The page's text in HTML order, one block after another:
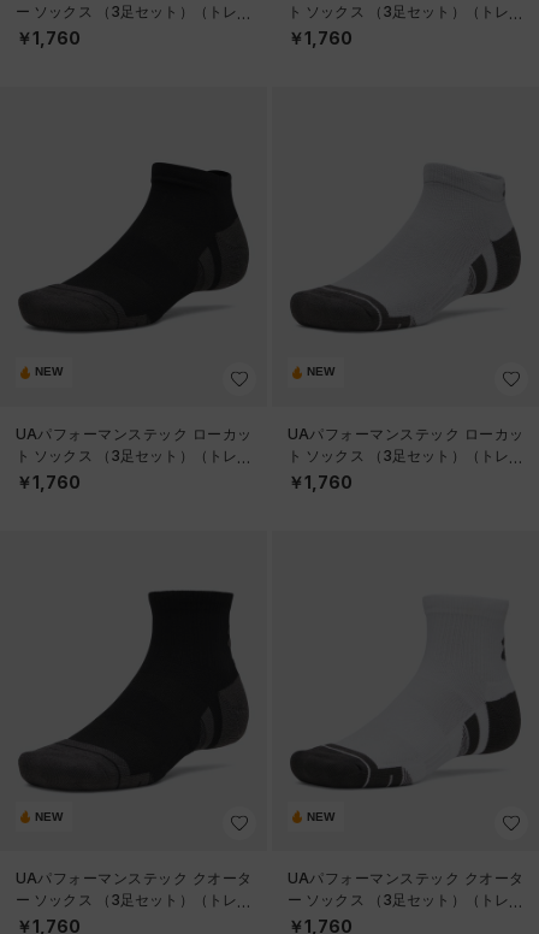
ー ソックス （3足セット）（トレー
ニング/UNISEX）
￥1,760
ト ソックス （3足セット）（トレー
ニング/UNISEX）
￥1,760
NEW
UAパフォーマンステック ローカッ
ト ソックス （3足セット）（トレー
ニング/UNISEX）
￥1,760
NEW
UAパフォーマンステック ローカッ
ト ソックス （3足セット）（トレー
ニング/UNISEX）
￥1,760
NEW
UAパフォーマンステック クオータ
ー ソックス （3足セット）（トレー
ニング/UNISEX）
￥1,760
NEW
UAパフォーマンステック クオータ
ー ソックス （3足セット）（トレー
ニング/UNISEX）
￥1,760